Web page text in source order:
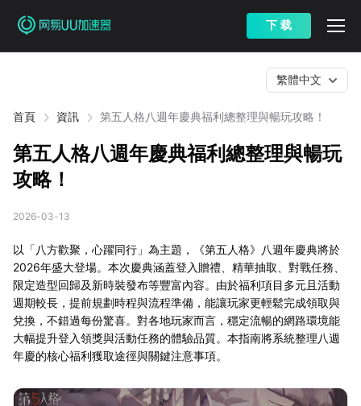
下 载
首頁 資訊 第五人格八週年慶典福利總整理與暢玩攻略！
繁體中文
第五人格八週年慶典福利總整理與暢玩
攻略！
2026-03-13
以「八方歡聚，心躍同行」為主題，《第五人格》八週年慶典將於
2026年盛大登場。本次慶典涵蓋登入贈禮、精華抽取、對戰任務、
限定造型回歸及新時裝發布等豐富內容。由於福利項目多元且活動
週期較長，提前規劃時程與流程準備，能讓玩家更輕鬆完成領取與
兌換，不錯過每份驚喜。對各地玩家而言，穩定流暢的網路環境能
大幅提升登入領獎與活動任務的體驗品質。本指南將系統整理八週
年慶的核心福利獲取途徑與關鍵注意事項。